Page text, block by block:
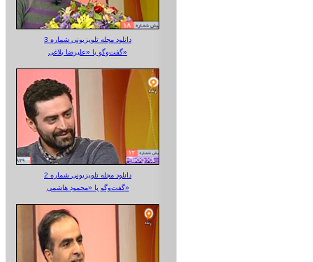
دانلود مجله تلویزیونی شماره 3
گفت‌وگو با «علیرضا بلاغی»
دانلود مجله تلویزیونی شماره 2
گفت‌وگو با «محمود هاشمی»